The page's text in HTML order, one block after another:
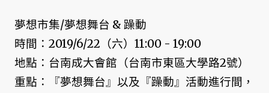
夢想市集/夢想舞台 & 躁動
時間：2019/6/22（六）11:00 - 19:00
地點：台南成大會館（台南市東區大學路2號）
重點：『夢想舞台』以及『躁動』活動進行間，